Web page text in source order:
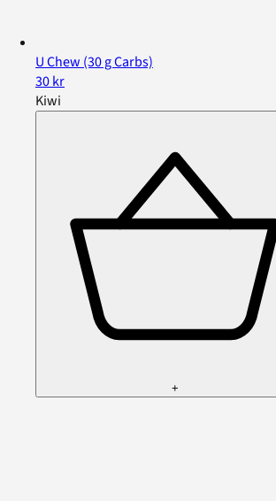
U Chew (30 g Carbs)
30 kr
Kiwi
+